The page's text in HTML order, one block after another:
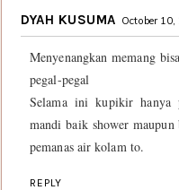
DYAH KUSUMA October
Menyenangkan memang
pegal-pegal
Selama ini kupikir hanya
mandi baik shower
pemanas air kolam to.
REPLY